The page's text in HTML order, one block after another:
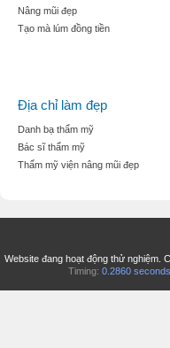
Nâng mũi đẹp
Tạo mà lúm đồng tiền
Địa chỉ làm đẹp
Danh bạ thẩm mỹ
Bác sĩ thẩm mỹ
Thẩm mỹ viện nâng mũi đẹp
Website đang hoạt động thử nghiệm.
Timing: 0.2860 seconds